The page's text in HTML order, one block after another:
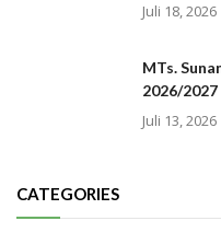
Juli 18, 2026
MTs.
2026/
Juli 13, 2026
CATEGORIES